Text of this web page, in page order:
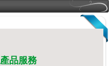
產品服務